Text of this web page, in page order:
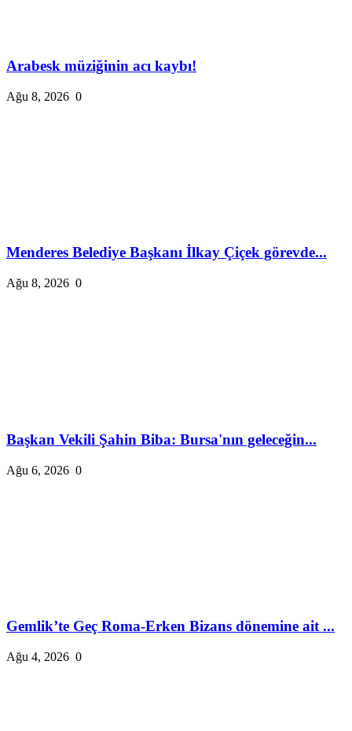
Arabesk müziğinin acı kaybı!
Ağu 8, 2026 0
Menderes Belediye Başkanı İlkay Çiçek görevde...
Ağu 8, 2026 0
Başkan Vekili Şahin Biba: Bursa'nın geleceğin...
Ağu 6, 2026 0
Gemlik’te Geç Roma-Erken Bizans dönemine ait ...
Ağu 4, 2026 0